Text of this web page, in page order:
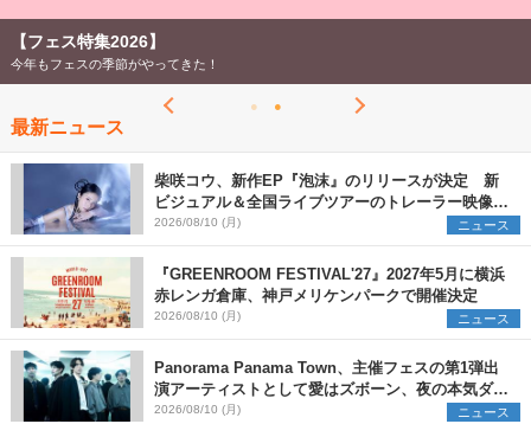
【フェス特集2026】
今年もフェスの季節がやってきた！
最新ニュース
柴咲コウ、新作EP『泡沫』のリリースが決定 新
ビジュアル＆全国ライブツアーのトレーラー映像が
一部解禁【コメントあり】
2026/08/10 (月) ニュース
『GREENROOM FESTIVAL'27』2027年5月に横浜
赤レンガ倉庫、神戸メリケンパークで開催決定
2026/08/10 (月) ニュース
Panorama Panama Town、主催フェスの第1弾出
演アーティストとして愛はズボーン、夜の本気ダン
スらを発表 「plus∈you」のMVも公開に
2026/08/10 (月) ニュース